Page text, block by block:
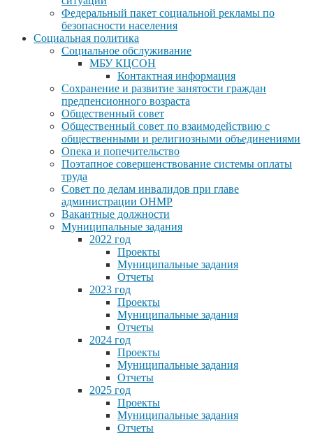
Федеральный пакет социальной рекламы по
безопасности населения
Социальная политика
Социальное обслуживание
МБУ КЦСОН
Контактная информация
Сохранение и развитие занятости граждан
предпенсионного возраста
Общественный совет
Общественный совет по взаимодействию с
общественными и религиозными объединениями
Опека и попечительство
Поэтапное совершенствование системы оплаты
труда
Совет по делам инвалидов при главе
администрации ОНМР
Вакантные должности
Муниципальные задания
2022 год
Проекты
Муниципальные задания
Отчеты
2023 год
Проекты
Муниципальные задания
Отчеты
2024 год
Проекты
Муниципальные задания
Отчеты
2025 год
Проекты
Муниципальные задания
Отчеты